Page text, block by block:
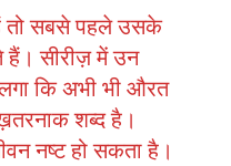
तो सबसे पहले उसके
हैं। सीरीज़ में उन
कि अभी भी औरत
शब्द है।
नष्ट हो सकता है।